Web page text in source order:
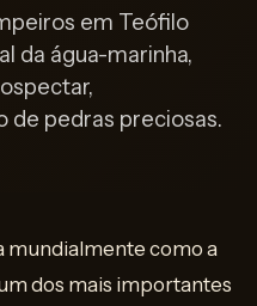
em Teófilo
da água-marinha,
de pedras preciosas.
mundialmente como a
dos mais importantes